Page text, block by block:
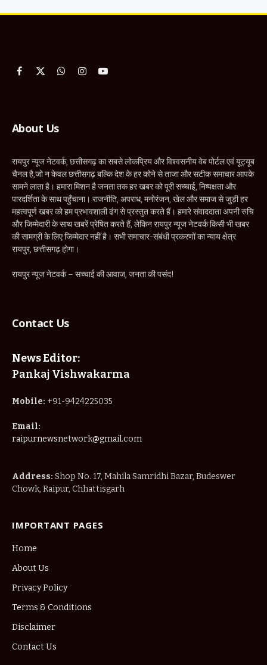
Facebook
X
WhatsApp
InstagramYouTube
About Us
रायपुर न्यूज नेटवर्क, छत्तीसगढ़ का सबसे लोकप्रिय और विश्वसनीय वेब पोर्टल एवं यूट्यूब
चैनल है,जो न केवल छत्तीसगढ़ बल्कि देश के हर कोने से ताजा और सटीक समाचार आपके
सामने लाता है। हमारा मिशन है जनता तक हर खबर को पूरी सच्चाई, निष्पक्षता और
पारदर्शिता के साथ पहुँचाना। राजनीति, अपराध, मनोरंजन, खेल और समाज से जुड़ी हर
महत्वपूर्ण खबर को हम प्रभावशाली ढंग से प्रस्तुत करते हैं। हमारे संवाददाता अपनी रुचि
और जिम्मेदारी के साथ खबरें प्रेषित करते हैं, लेकिन रायपुर न्यूज नेटवर्क किसी भी खबर
की सामग्री के लिए जिम्मेदार नहीं है। सभी समाचार-संबंधी प्रकरणों का न्याय क्षेत्र
रायपुर, छत्तीसगढ़ होगा।
रायपुर न्यूज नेटवर्क – सच्चाई की आवाज, जनता की पसंद!
Contact Us
News Editor:
Pankaj Vishwakarma
Mobile: +91-9424225035
Email:
raipurnewsnetwork@gmail.com
Address: Shop No. 17, Mahila Samridhi Bazar, Budeswer
Chowk, Raipur, Chhattisgarh
IMPORTANT PAGES
Home
About Us
Privacy Policy
Terms & Conditions
Disclaimer
Contact Us